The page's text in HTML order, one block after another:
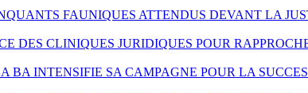
FAUNIQUES ATTENDUS DEVANT LA
DES CLINIQUES JURIDIQUES POUR
BA INTENSIFIE SA CAMPAGNE POUR LA